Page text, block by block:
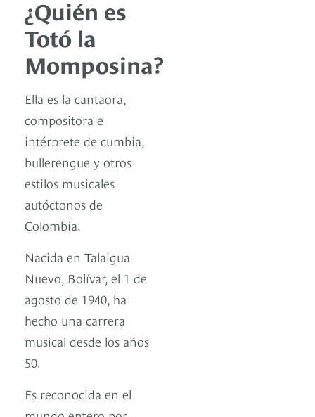
¿Quién es
Totó la
Momposina?
Ella es la cantaora,
compositora e
intérprete de cumbia,
bullerengue y otros
estilos musicales
autóctonos de
Colombia.
Nacida en Talaigua
Nuevo, Bolívar, el 1 de
agosto de 1940, ha
hecho una carrera
musical desde los años
50.
Es reconocida en el